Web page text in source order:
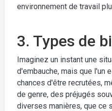
environnement de travail
3. Types de
Imaginez un instant une
d'embauche, mais que l'un
chances d'être recrutées,
de genre, des préjugés
diverses manières, que ce